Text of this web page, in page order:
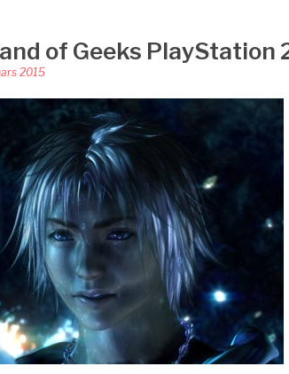
of Geeks PlayStation
2015